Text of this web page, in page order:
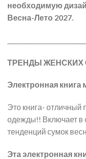
необходимую
Весна-Лето 2027.
ТРЕНДЫ ЖЕНСКИХ
Электронная книга
Это книга-
одежды!! Включает в
тенденций сумок
Эта электронная